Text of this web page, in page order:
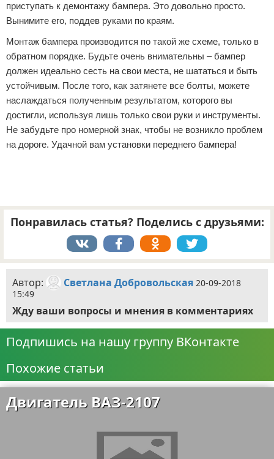
приступать к демонтажу бампера. Это довольно просто.
Вынимите его, поддев руками по краям.
Монтаж бампера производится по такой же схеме, только в
обратном порядке. Будьте очень внимательны – бампер
должен идеально сесть на свои места, не шататься и быть
устойчивым. После того, как затянете все болты, можете
наслаждаться полученным результатом, которого вы
достигли, используя лишь только свои руки и инструменты.
Не забудьте про номерной знак, чтобы не возникло проблем
на дороге. Удачной вам установки переднего бампера!
Понравилась статья? Поделись с друзьями:
Автор: Светлана Добровольская 20-09-2018
15:49
Жду ваши вопросы и мнения в комментариях
Подпишись на нашу группу ВКонтакте
Похожие статьи
Двигатель ВАЗ-2107